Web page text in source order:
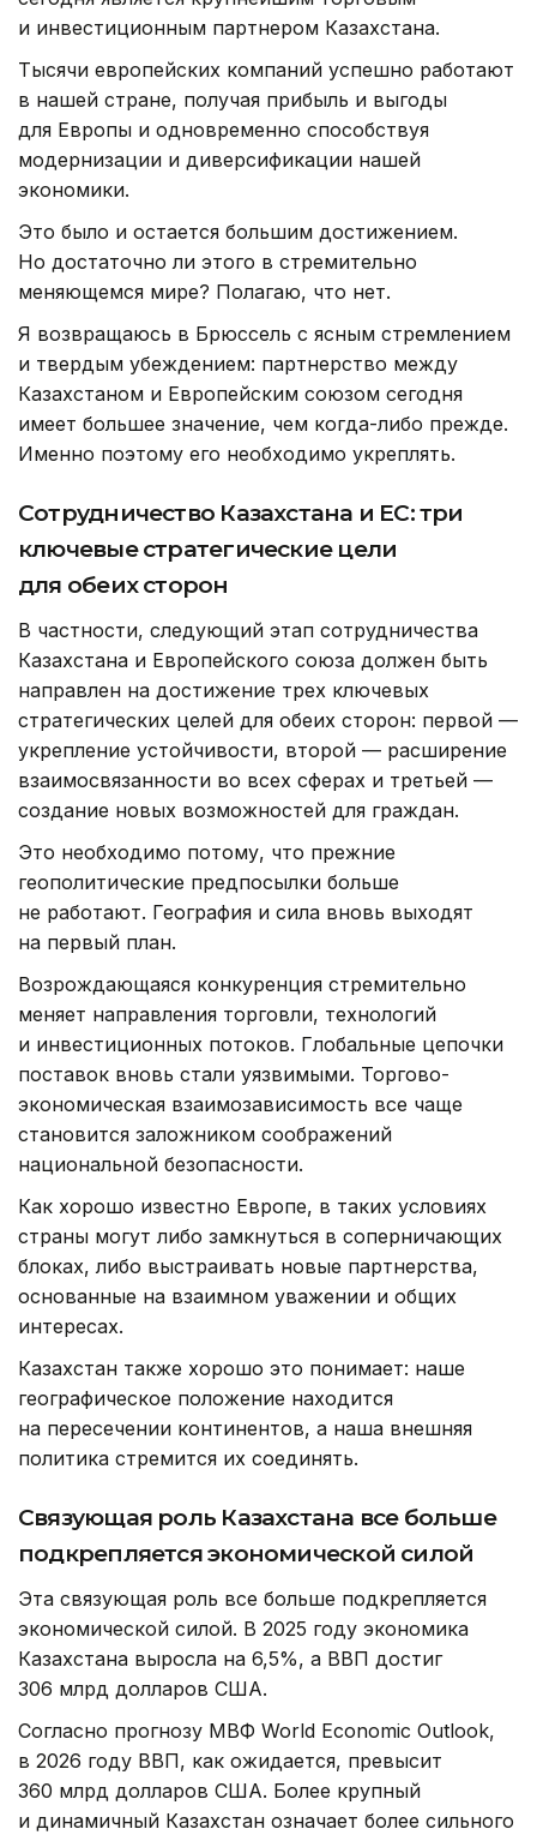
и инвестиционным партнером Казахстана.
Тысячи европейских компаний успешно работают
в нашей стране, получая прибыль и выгоды
для Европы и одновременно способствуя
модернизации и диверсификации нашей
экономики.
Это было и остается большим достижением.
Но достаточно ли этого в стремительно
меняющемся мире? Полагаю, что нет.
Я возвращаюсь в Брюссель с ясным стремлением
и твердым убеждением: партнерство между
Казахстаном и Европейским союзом сегодня
имеет большее значение, чем когда-либо прежде.
Именно поэтому его необходимо укреплять.
Сотрудничество Казахстана и ЕС: три
ключевые стратегические цели
для обеих сторон
В частности, следующий этап сотрудничества
Казахстана и Европейского союза должен быть
направлен на достижение трех ключевых
стратегических целей для обеих сторон: первой —
укрепление устойчивости, второй — расширение
взаимосвязанности во всех сферах и третьей —
создание новых возможностей для граждан.
Это необходимо потому, что прежние
геополитические предпосылки больше
не работают. География и сила вновь выходят
на первый план.
Возрождающаяся конкуренция стремительно
меняет направления торговли, технологий
и инвестиционных потоков. Глобальные цепочки
поставок вновь стали уязвимыми. Торгово-
экономическая взаимозависимость все чаще
становится заложником соображений
национальной безопасности.
Как хорошо известно Европе, в таких условиях
страны могут либо замкнуться в соперничающих
блоках, либо выстраивать новые партнерства,
основанные на взаимном уважении и общих
интересах.
Казахстан также хорошо это понимает: наше
географическое положение находится
на пересечении континентов, а наша внешняя
политика стремится их соединять.
Связующая роль Казахстана все больше
подкрепляется экономической силой
Эта связующая роль все больше подкрепляется
экономической силой. В 2025 году экономика
Казахстана выросла на 6,5%, а ВВП достиг
306 млрд долларов США.
Согласно прогнозу МВФ World Economic Outlook,
в 2026 году ВВП, как ожидается, превысит
360 млрд долларов США. Более крупный
и динамичный Казахстан означает более сильного